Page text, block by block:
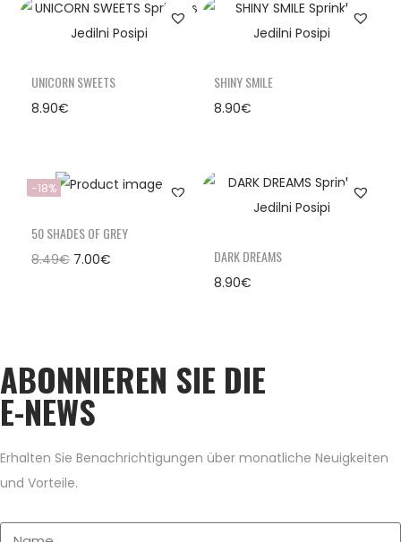
UNICORN SWEETS
8.90€
SHINY SMILE
8.90€
-18%
50 SHADES OF GREY
8.49€ 7.00€ DARK DREAMS
8.90€
ABONNIEREN SIE DIE
E-NEWS
Erhalten Sie Benachrichtigungen über monatliche Neuigkeiten
und Vorteile.